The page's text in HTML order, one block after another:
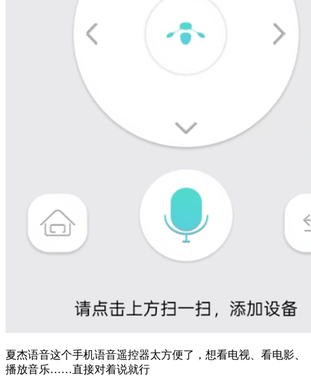
夏杰语音这个手机语音遥控器太方便了，想看电视、看电影、
播放音乐……直接对着说就行